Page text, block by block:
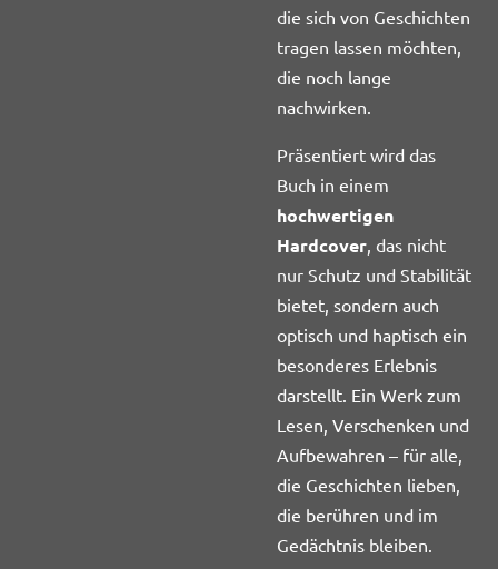
die sich von Geschichten
tragen lassen möchten,
die noch lange
nachwirken.
Präsentiert wird das
Buch in einem
hochwertigen
Hardcover, das nicht
nur Schutz und Stabilität
bietet, sondern auch
optisch und haptisch ein
besonderes Erlebnis
darstellt. Ein Werk zum
Lesen, Verschenken und
Aufbewahren – für alle,
die Geschichten lieben,
die berühren und im
Gedächtnis bleiben.